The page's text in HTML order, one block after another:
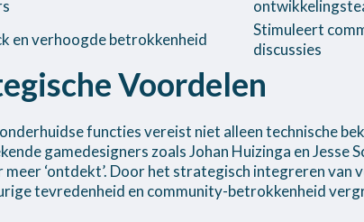
en verhoogde betrokkenheid
Stimuleert
discussies
Voordelen
functies vereist niet alleen technische
gamedesigners zoals Johan Huizinga en Jesse
‘ontdekt’. Door het strategisch integreren van
tevredenheid en community-betrokkenheid